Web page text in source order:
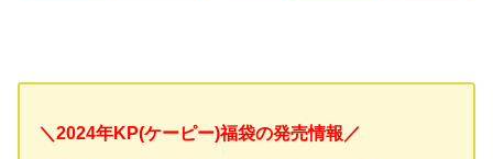
＼2024年KP(ケーピー)福袋の発売情報／